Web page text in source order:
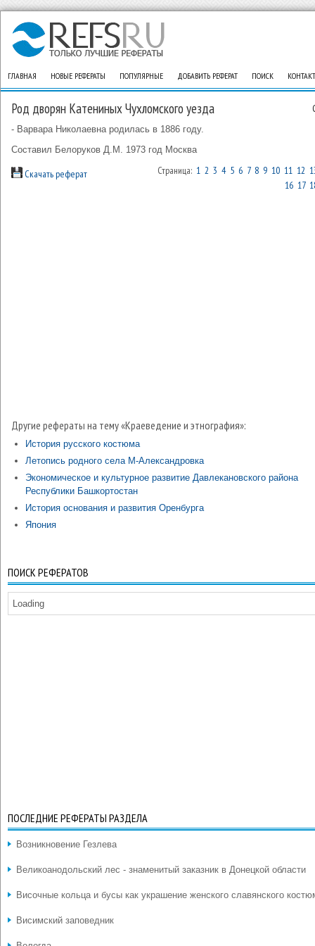
ГЛАВНАЯ НОВЫЕ РЕФЕРАТЫ ПОПУЛЯРНЫЕ ДОБАВИТЬ РЕФЕРАТ ПОИСК
Род дворян Катениных Чухломского уезда
- Варвара Николаевна родилась в 1886 году.
Составил Белоруков Д.М. 1973 год Москва
Скачать реферат Страница: 1 2 3 4 5 6 7 8 9 10 11 12
16 17
Другие рефераты на тему «Краеведение и этнография»:
История русского костюма
Летопись родного села М-Александровка
Экономическое и культурное развитие Давлекановского района
Республики Башкортостан
История основания и развития Оренбурга
Япония
ПОИСК РЕФЕРАТОВ
Loading
ПОСЛЕДНИЕ РЕФЕРАТЫ РАЗДЕЛА
Возникновение Гезлева
Великоанодольский лес - знаменитый заказник в Донецкой области
Височные кольца и бусы как украшение женского славянского
Висимский заповедник